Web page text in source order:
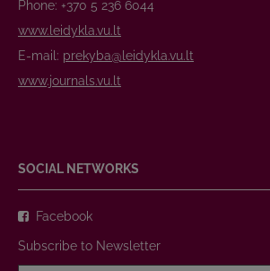
Phone: +370 5 236 6044
www.leidykla.vu.lt
E-mail: prekyba@leidykla.vu.lt
www.journals.vu.lt
SOCIAL NETWORKS
Facebook
Subscribe to Newsletter